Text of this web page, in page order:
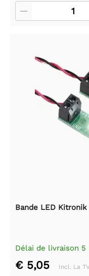
Bande LED
Délai de livraison 5
€ 5,05 Incl. La